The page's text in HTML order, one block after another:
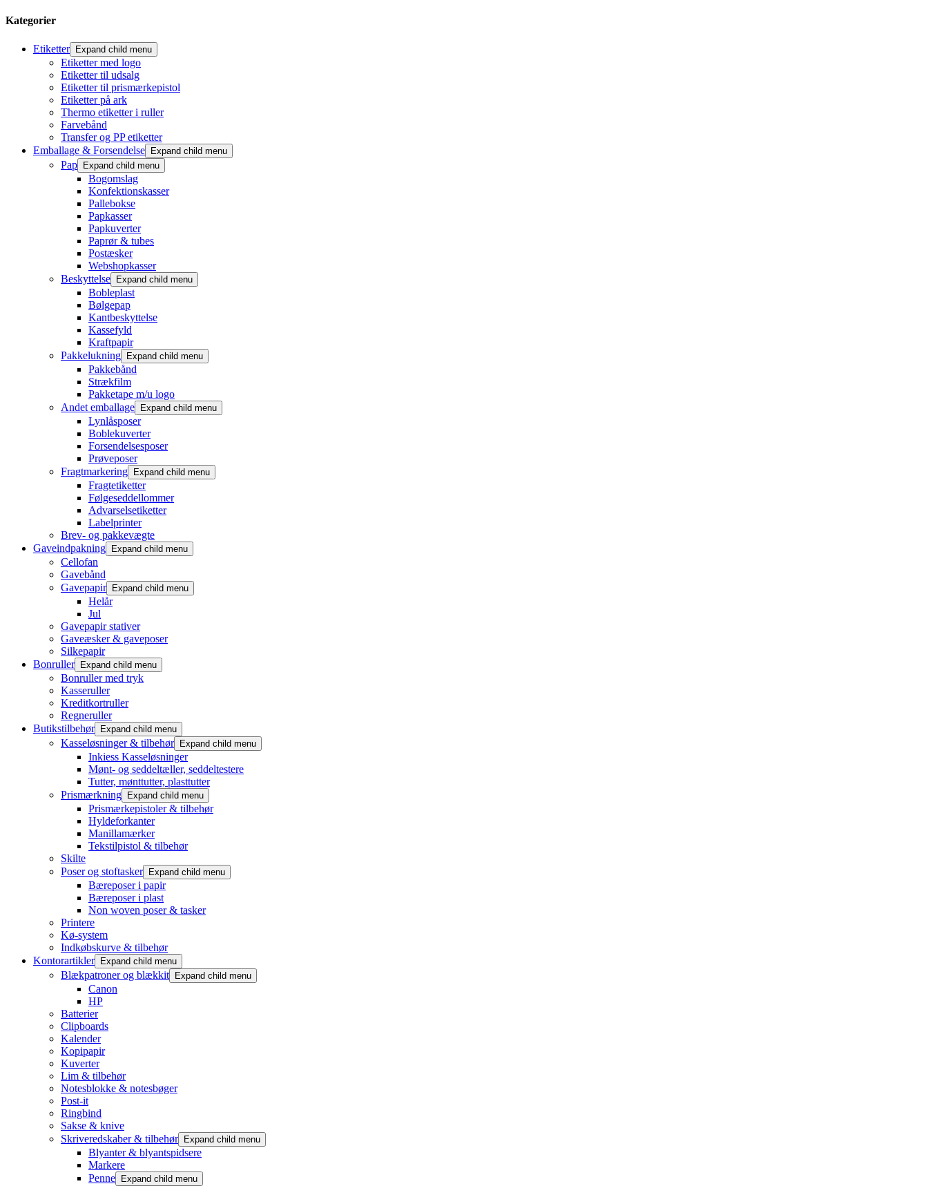
Kategorier
Etiketter Expand child menu
Etiketter med logo
Etiketter til udsalg
Etiketter til prismærkepistol
Etiketter på ark
Thermo etiketter i ruller
Farvebånd
Transfer og PP etiketter
Emballage & Forsendelse Expand child menu
Pap Expand child menu
Bogomslag
Konfektionskasser
Pallebokse
Papkasser
Papkuverter
Paprør & tubes
Postæsker
Webshopkasser
Beskyttelse Expand child menu
Bobleplast
Bølgepap
Kantbeskyttelse
Kassefyld
Kraftpapir
Pakkelukning Expand child menu
Pakkebånd
Strækfilm
Pakketape m/u logo
Andet emballage Expand child menu
Lynlåsposer
Boblekuverter
Forsendelsesposer
Prøveposer
Fragtmarkering Expand child menu
Fragtetiketter
Følgeseddellommer
Advarselsetiketter
Labelprinter
Brev- og pakkevægte
Gaveindpakning Expand child menu
Cellofan
Gavebånd
Gavepapir Expand child menu
Helår
Jul
Gavepapir stativer
Gaveæsker & gaveposer
Silkepapir
Bonruller Expand child menu
Bonruller med tryk
Kasseruller
Kreditkortruller
Regneruller
Butikstilbehør Expand child menu
Kasseløsninger & tilbehør Expand child menu
Inkiess Kasseløsninger
Mønt- og seddeltæller, seddeltestere
Tutter, mønttutter, plasttutter
Prismærkning Expand child menu
Prismærkepistoler & tilbehør
Hyldeforkanter
Manillamærker
Tekstilpistol & tilbehør
Skilte
Poser og stoftasker Expand child menu
Bæreposer i papir
Bæreposer i plast
Non woven poser & tasker
Printere
Kø-system
Indkøbskurve & tilbehør
Kontorartikler Expand child menu
Blækpatroner og blækkit Expand child menu
Canon
HP
Batterier
Clipboards
Kalender
Kopipapir
Kuverter
Lim & tilbehør
Notesblokke & notesbøger
Post-it
Ringbind
Sakse & knive
Skriveredskaber & tilbehør Expand child menu
Blyanter & blyantspidsere
Markere
Penne Expand child menu